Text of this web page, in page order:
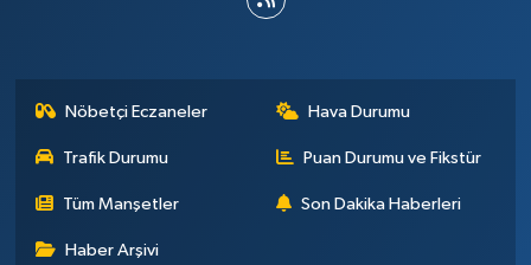
Nöbetçi Eczaneler Hava Durumu
Trafik Durumu Puan Durumu ve Fikstür
Tüm Manşetler Son Dakika Haberleri
Haber Arşivi